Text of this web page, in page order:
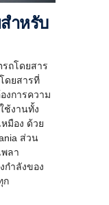
ถโดยสาร
ดยสารที่
งการความ
ช้งานทั้ง
มือง ด้วย
ส่วน
ลา
กำลังของ
ก